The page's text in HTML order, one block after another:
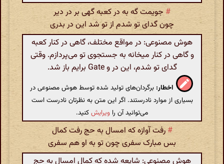
# جویمت گه به در کعبه گهی بر در دیر
چون گدای تو شدم از تو شد این در بدری
هوش مصنوعی: در مواقع مختلف، گاهی در کنار کعبه
و گاهی در کنار میخانه به جستجوی تو می‌پردازم. وقتی
گدای تو شدم، این در و Gate برایم باز شد.
اخطار: برگردان‌های تولید شده توسط هوش مصنوعی در
بسیاری از موارد نادرستند. اگر این متن به نظرتان نادرست است
می‌توانید آن را ویرایشکنید.
# رفت آوازه که امسال به حج رفت کمال
بس مبارک سفری چون تو به او هم سفری
هوش مصنوعی: شایعه شده که کمال امسال به حج